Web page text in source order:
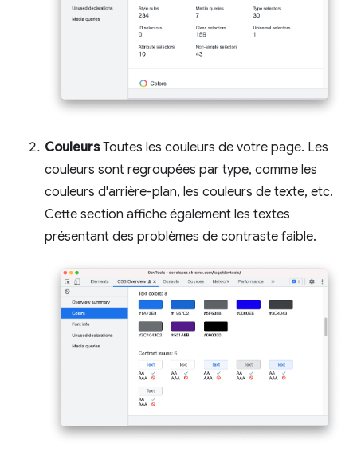
CouleursToutes les couleurs de votre page. Les
couleurs sont regroupées par type, comme les
couleurs d'arrière-plan, les couleurs de texte, etc.
Cette section affiche également les textes
présentant des problèmes de contraste faible.